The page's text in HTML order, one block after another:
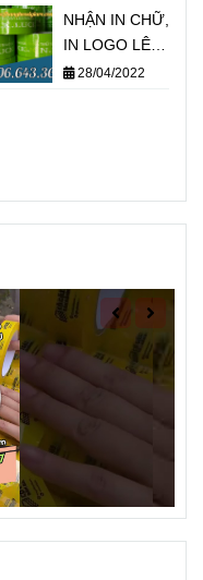
NHẬN IN CHỮ,
IN LOGO LÊN
BĂNG KEO
28/04/2022